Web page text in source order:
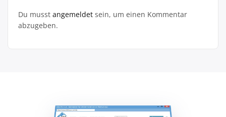
Du musst angemeldet sein, um einen Kommentar
abzugeben.